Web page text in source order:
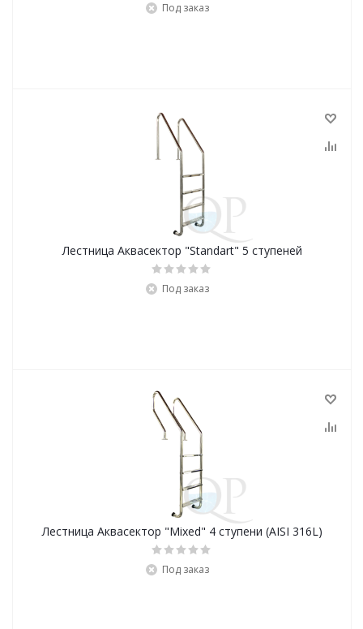
Под заказ
Лестница Аквасектор "Standart" 5 ступеней
Под заказ
Лестница Аквасектор "Mixed" 4 ступени (AISI 316L)
Под заказ